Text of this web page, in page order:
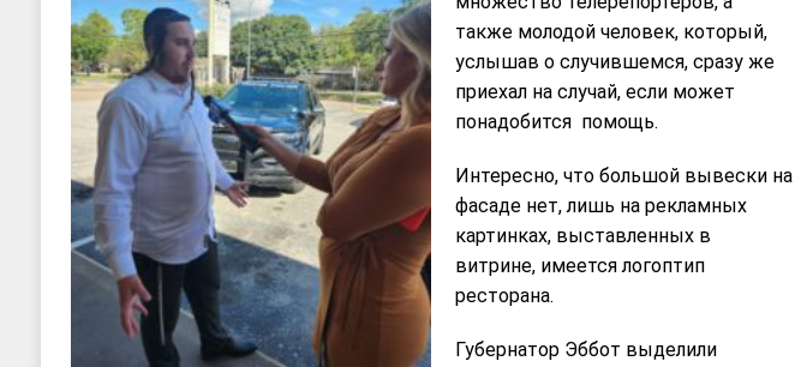
также молодой человек, который,
услышав о случившемся, сразу же
приехал на случай, если может
понадобится помощь.
Интересно, что большой вывески на
фасаде нет, лишь на рекламных
картинках, выставленных в
витрине, имеется логоптип
ресторана.
Губернатор Эббот выделили